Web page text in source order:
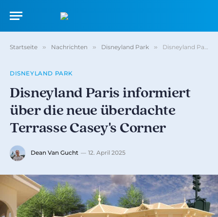
Startseite » Nachrichten » Disneyland Park » Disneyland Paris informiert über die neue überdachte Terrasse Casey's Corner
DISNEYLAND PARK
Disneyland Paris informiert
über die neue überdachte
Terrasse Casey's Corner
Dean Van Gucht 12. April 2025